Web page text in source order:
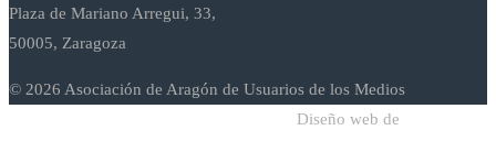
Plaza de Mariano Arregui, 33,
50005, Zaragoza
© 2026 Asociación de Aragón de Usuarios de los Medios
Diseño web de